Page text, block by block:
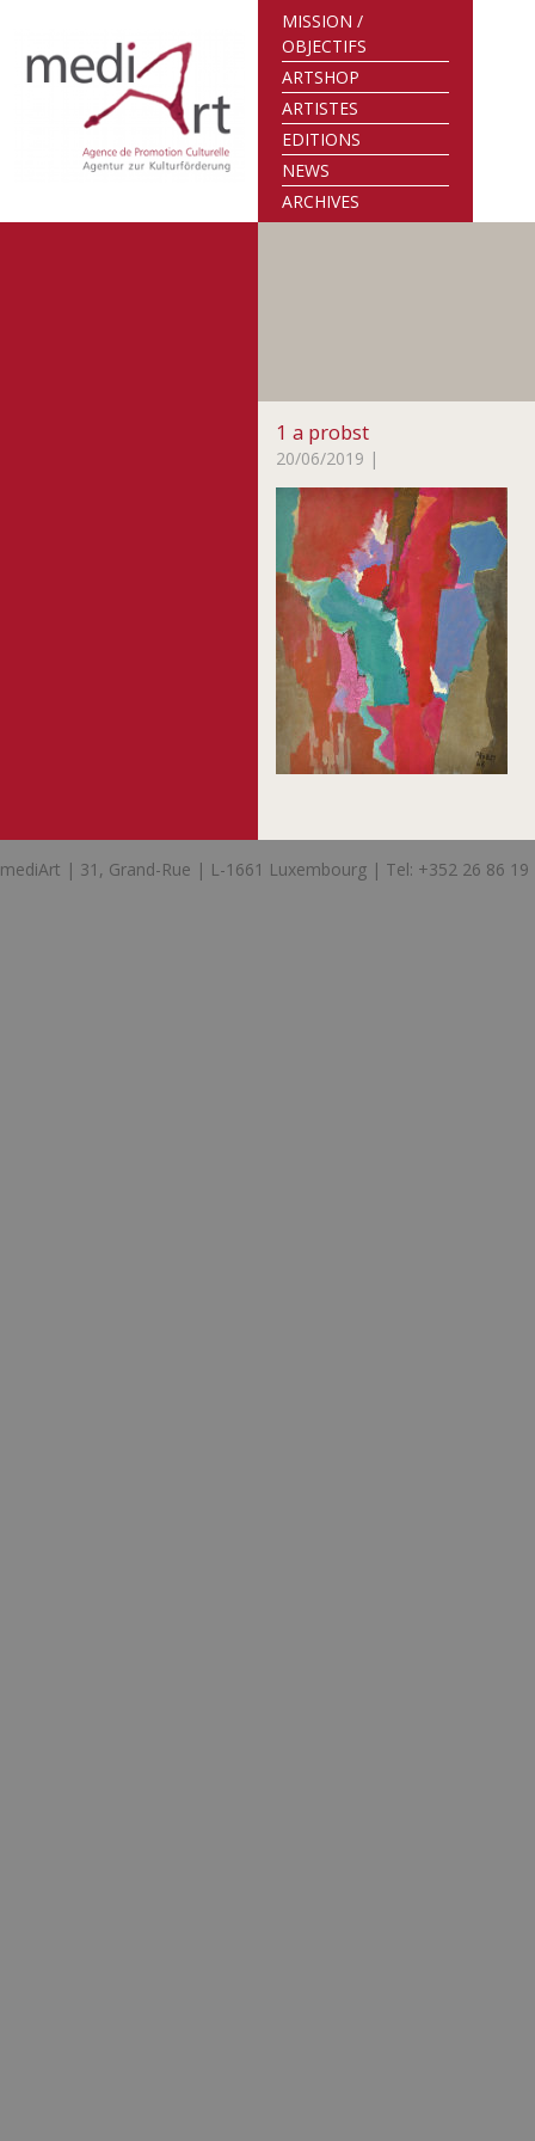
MISSION /
OBJECTIFS
ARTSHOP
ARTISTES
EDITIONS
NEWS
ARCHIVES
1 a probst
20/06/2019 |
mediArt | 31, Grand-Rue | L-1661 Luxembourg | Tel: +352 26 86